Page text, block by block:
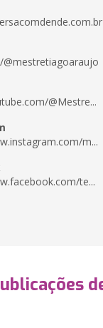
@Mestre...
m...
te...